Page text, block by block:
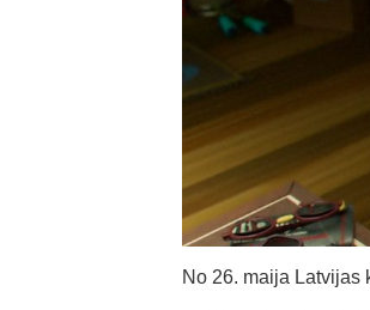
No 26. maija Latvijas